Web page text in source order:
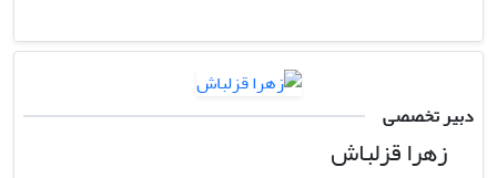
دبیر تخصصی
زهرا قزلباش